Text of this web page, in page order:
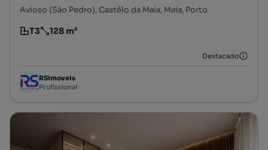
Avioso (São Pedro), Castêlo da Maia, Maia, Porto
Tipologia
T3
Preço por metro quadrado
128 m²
Destacado
RSimoveis
Profissional